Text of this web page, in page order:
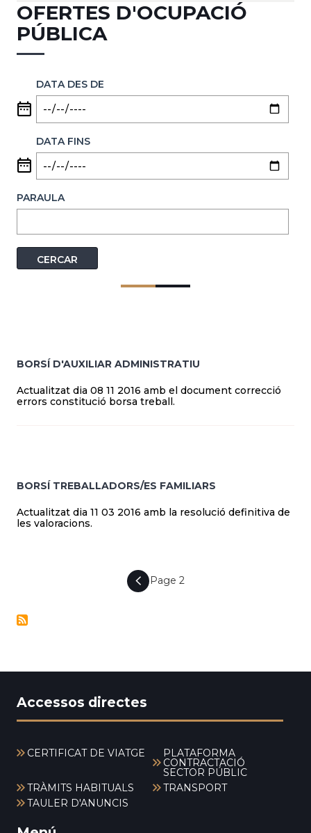
OFERTES D'OCUPACIÓ
PÚBLICA
DATA DES DE
DATA FINS
PARAULA
BORSÍ D'AUXILIAR ADMINISTRATIU
Actualitzat dia 08 11 2016 amb el document correcció
errors constitució borsa treball.
BORSÍ TREBALLADORS/ES FAMILIARS
Actualitzat dia 11 03 2016 amb la resolució definitiva de
les valoracions.
Page 2
Accessos directes
CERTIFICAT DE VIATGE PLATAFORMA
CONTRACTACIÓ
SECTOR PÚBLIC
TRÀMITS HABITUALS
TRANSPORT
TAULER D'ANUNCIS